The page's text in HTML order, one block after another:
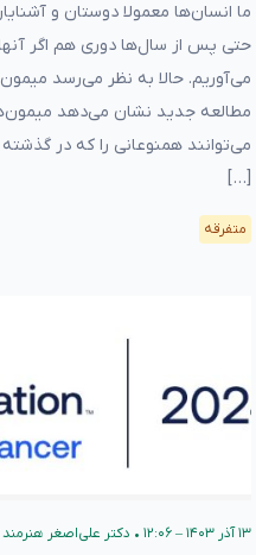
ما انسان‌ها معمولا دوستان و
حتی پس از سال‌ها دوری هم اگر آنها
می‌آوریم. حالا به نظر می‌رسد
مطالعه جدید نشان می‌دهد
می‌توانند همنوعانی را که در گذشته
[…]
متفرقه
۱۳ آذر ۱۴۰۳ – ۱۲:۰۶ • دکتر علی‌اصغر هنرمند